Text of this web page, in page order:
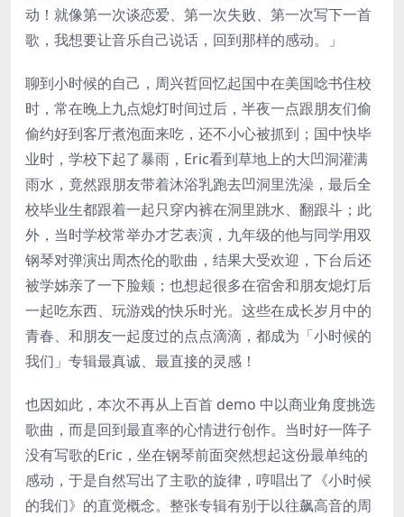
动！就像第一次谈恋爱、第一次失败、第一次写下一首
歌，我想要让音乐自己说话，回到那样的感动。」
聊到小时候的自己，周兴哲回忆起国中在美国唸书住校
时，常在晚上九点熄灯时间过后，半夜一点跟朋友们偷
偷约好到客厅煮泡面来吃，还不小心被抓到；国中快毕
业时，学校下起了暴雨，Eric看到草地上的大凹洞灌满
雨水，竟然跟朋友带着沐浴乳跑去凹洞里洗澡，最后全
校毕业生都跟着一起只穿内裤在洞里跳水、翻跟斗；此
外，当时学校常举办才艺表演，九年级的他与同学用双
钢琴对弹演出周杰伦的歌曲，结果大受欢迎，下台后还
被学姊亲了一下脸颊；也想起很多在宿舍和朋友熄灯后
一起吃东西、玩游戏的快乐时光。这些在成长岁月中的
青春、和朋友一起度过的点点滴滴，都成为「小时候的
我们」专辑最真诚、最直接的灵感！
也因如此，本次不再从上百首 demo 中以商业角度挑选
歌曲，而是回到最直率的心情进行创作。当时好一阵子
没有写歌的Eric，坐在钢琴前面突然想起这份最单纯的
感动，于是自然写出了主歌的旋律，哼唱出了《小时候
的我们》的直觉概念。整张专辑有别于以往飙高音的周